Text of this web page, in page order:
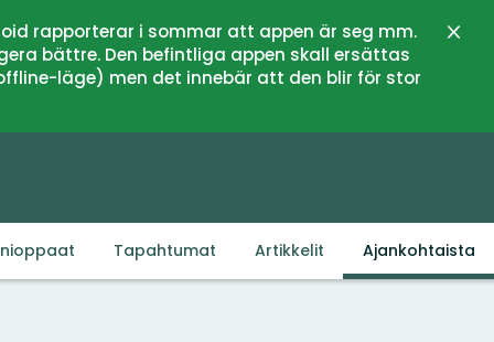
rapporterar i sommar att appen är seg mm.
bättre. Den befintliga appen skall ersättas
läge) men det innebär att den blir för stor
Sulje
Tapahtumat Artikkelit Ajankohtaista